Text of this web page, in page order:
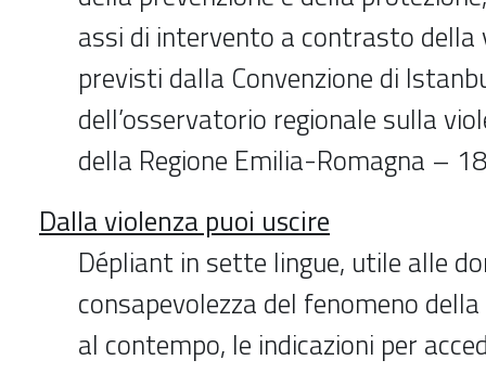
assi di intervento a contrasto della
previsti dalla Convenzione di
dell’osservatorio regionale sulla
della Regione Emilia-Romagna –
Dalla violenza puoi uscire
Dépliant in sette lingue, utile alle
consapevolezza del fenomeno
al contempo, le indicazioni per